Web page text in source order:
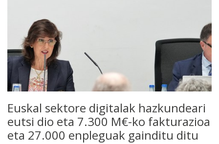
Euskal sektore digitalak hazkundeari
eutsi dio eta 7.300 M€-ko fakturazioa
eta 27.000 enpleguak gainditu ditu